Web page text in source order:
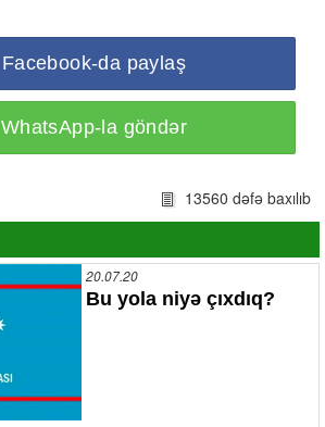
Facebook-da paylaş
WhatsApp-la göndər
13560 dəfə baxılıb
20.07.20
Bu yola niyə çıxdıq?